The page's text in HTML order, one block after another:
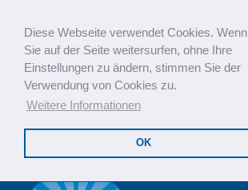
Diese Webseite verwendet Cookies. Wenn
Sie auf der Seite weitersurfen, ohne Ihre
Einstellungen zu ändern, stimmen Sie der
Verwendung von Cookies zu.
Weitere Informationen
OK